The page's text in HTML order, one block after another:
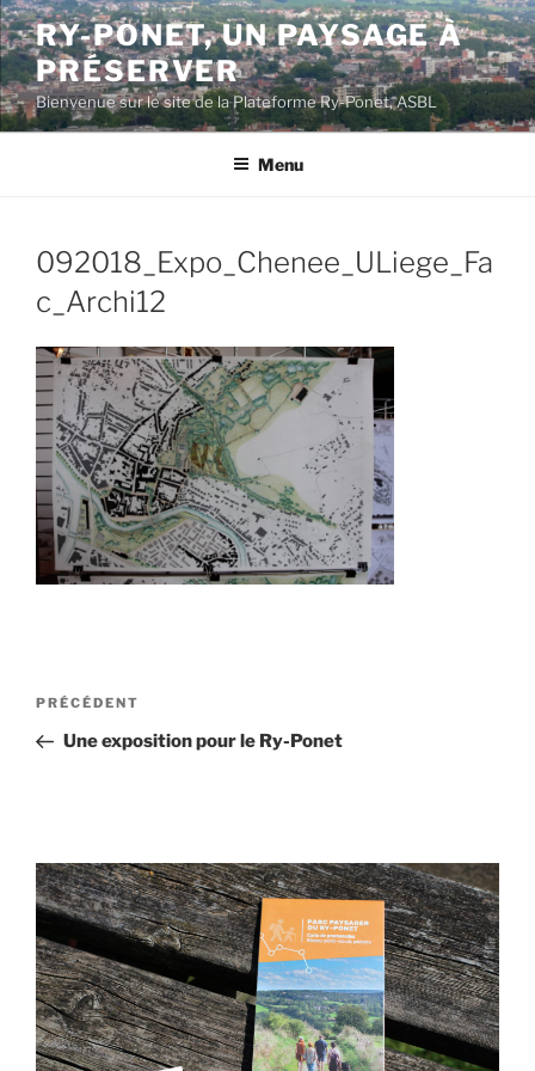
Aller
au
contenu
principal
RY-PONET, UN PAYSAGE À
PRÉSERVER
Bienvenue sur le site de la Plateforme Ry-Ponet, ASBL
Menu
092018_Expo_Chenee_ULiege_Fa
c_Archi12
Navigation
l’article
Article
précédent
PRÉCÉDENT
Une exposition pour le Ry-Ponet